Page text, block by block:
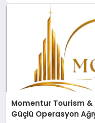
Momentur Tourism
Güçlü Operasyon